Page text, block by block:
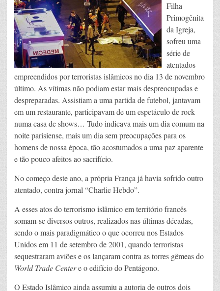
Filha
Primogênita
da Igreja,
sofreu uma
série de
atentados
empreendidos por terroristas islâmicos no dia 13 de novembro
último. As vítimas não podiam estar mais despreocupadas e
despreparadas. Assistiam a uma partida de futebol, jantavam
em um restaurante, participavam de um espetáculo de rock
numa casa de shows… Tudo indicava mais um dia comum na
noite parisiense, mais um dia sem preocupações para os
homens de nossa época, tão acostumados a uma paz aparente
e tão pouco afeitos ao sacrifício.
No começo deste ano, a própria França já havia sofrido outro
atentado, contra jornal “Charlie Hebdo”.
A esses atos do terrorismo islâmico em território francês
somam-se diversos outros, realizados nas últimas décadas,
sendo o mais paradigmático o que ocorreu nos Estados
Unidos em 11 de setembro de 2001, quando terroristas
sequestraram aviões e os lançaram contra as torres gêmeas do
World Trade Centere o edifício do Pentágono.
O Estado Islâmico ainda assumiu a autoria de outros dois